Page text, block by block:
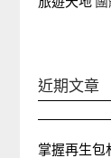
近期文章
掌握再生包